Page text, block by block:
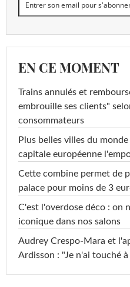
EN CE MOMENT
Trains annulés et
embrouille ses clients"
consommateurs
Plus belles villes du
capitale européenne
Cette combine permet de
palace pour moins de 3
C'est l'overdose déco : on
iconique dans nos salons
Audrey Crespo-Mara et
Ardisson : "Je n'ai touché